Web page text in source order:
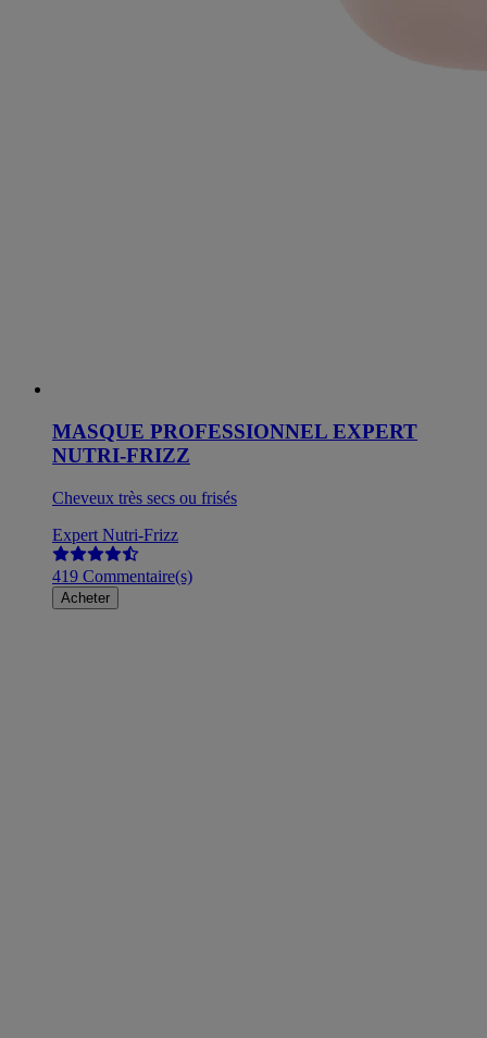
MASQUE PROFESSIONNEL EXPERT
NUTRI-FRIZZ
Cheveux très secs ou frisés
Expert Nutri-Frizz
419 Commentaire(s)
Acheter